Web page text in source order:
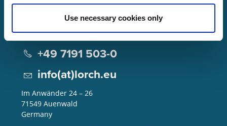
Use necessary cookies only
Lorch Schweißtechnik GmbH
+49 7191 503-0
info(at)lorch.eu
Im Anwänder 24 – 26
71549 Auenwald
Germany